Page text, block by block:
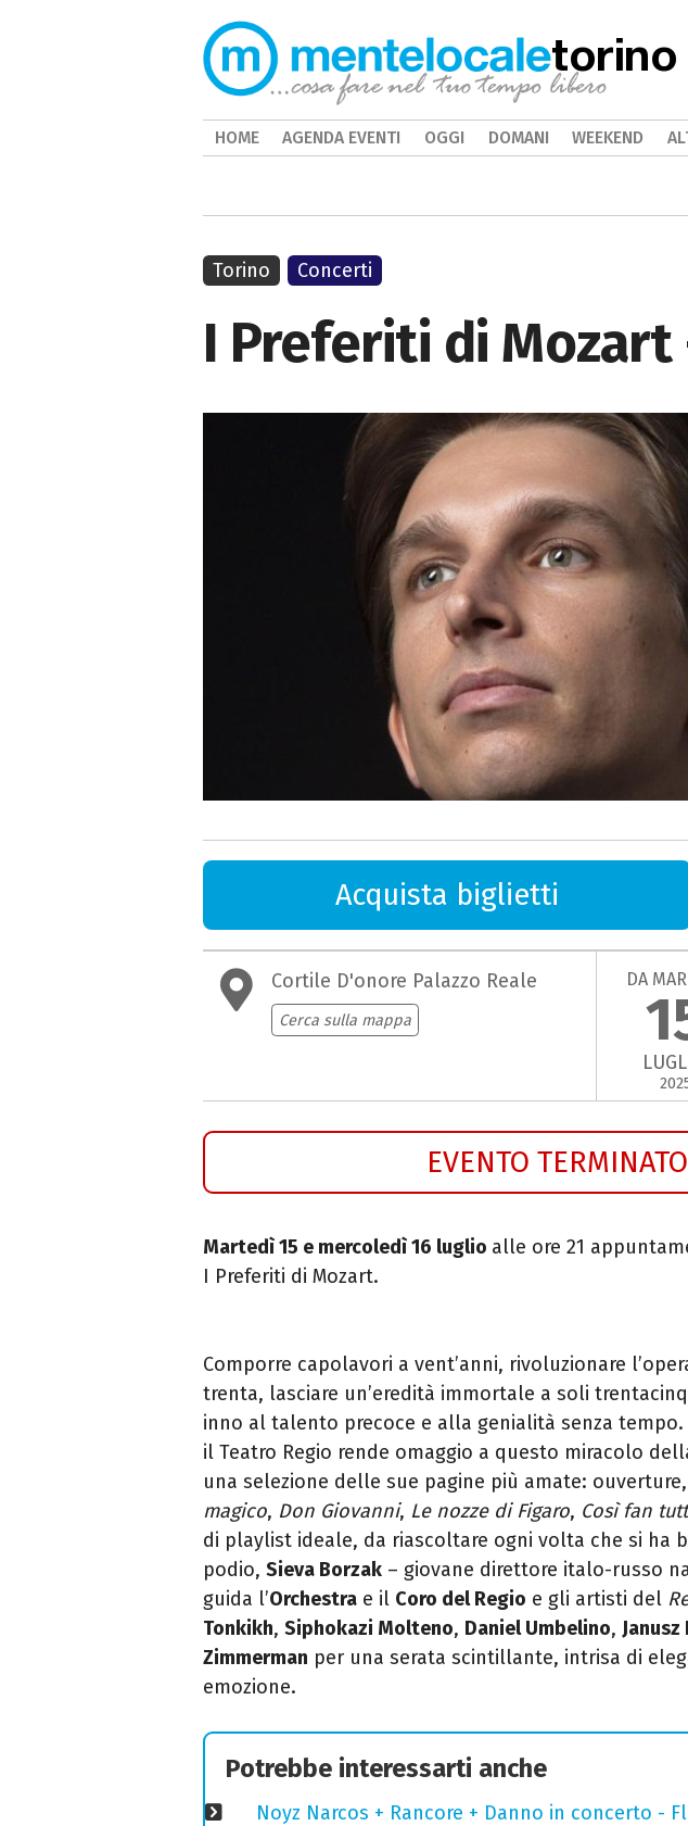
I Preferiti di
Acquista biglietti
Cortile D'onore Palazzo Reale
Cerca sulla mappa
DA
EVENTO TERMINATO
Martedì 15 e mercoledì 16 luglio alle ore 21
I Preferiti di Mozart.
Comporre capolavori a vent’anni, rivoluzionare
trenta, lasciare un’eredità immortale a soli
inno al talento precoce e alla genialità senza tempo.
il Teatro Regio rende omaggio a questo miracolo
una selezione delle sue pagine più amate:
magico, Don Giovanni, Le nozze di Figaro, Così fan
di playlist ideale, da riascoltare ogni volta che si ha
podio, Sieva Borzak – giovane direttore italo-russo
guida l’Orchestra e il Coro del Regio e gli artisti del
Tonkikh, Siphokazi Molteno, Daniel Umbelino, Janusz
Zimmerman per una serata scintillante, intrisa di
emozione.
Torino Concerti
Potrebbe interessarti anche
Noyz Narcos + Rancore + Danno in concerto -
torino
HOME AGENDA EVENTI OGGI DOMANI WEEKEND